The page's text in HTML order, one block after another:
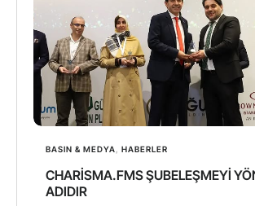
BASIN & MEDYA HABERLER
CHARİSMA.FMS ŞUBELEŞMEYİ
ADIDIR